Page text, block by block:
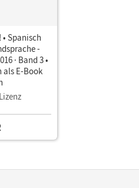
• Spanisch
-
· Band 3 •
als E-Book